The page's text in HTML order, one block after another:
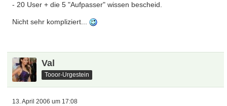
- 20 User + die 5 "Aufpasser" wissen bescheid.
Nicht sehr kompliziert...
Val
Tooor-Urgestein
13. April 2006 um 17:08